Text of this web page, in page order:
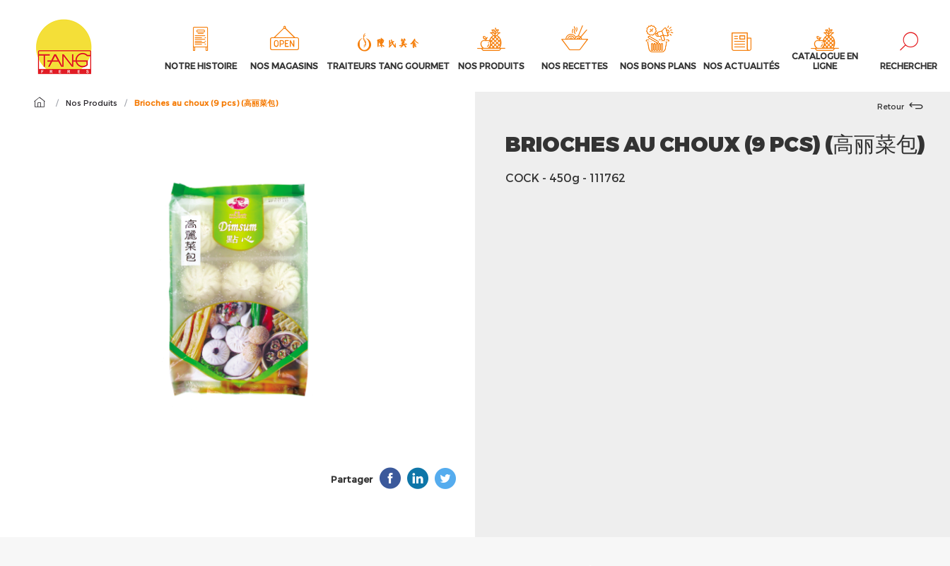
NOTRE HISTOIRE NOS MAGASINS TRAITEURS TANG GOURMET NOS PRODUITS NOS RECETTES NOS BONS PLANS NOS ACTUALITÉS
CATALOGUE EN
LIGNE
RECHERCHER
/ Nos Produits / Brioches au choux (9 pcs) (高丽菜包)
Partager
Retour
BRIOCHES AU CHOUX (9 PCS) (高丽菜包)
COCK - 450g - 111762